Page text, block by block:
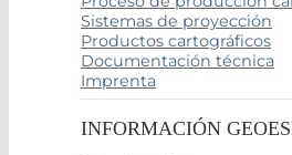
Sistemas de proyección
Productos cartográficos
Documentación técnica
Imprenta
INFORMACIÓN